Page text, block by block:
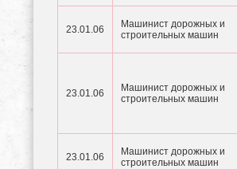
23.01.06
Машинист дорожных и
строительных машин
23.01.06
Машинист дорожных и
строительных машин
23.01.06
Машинист дорожных и
строительных машин